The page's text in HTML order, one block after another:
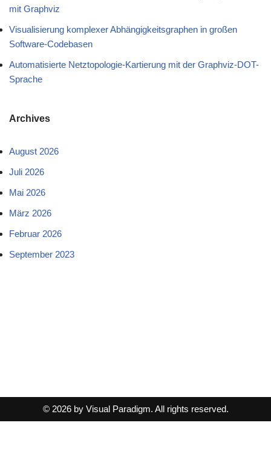
mit Graphviz
Visualisierung komplexer Abhängigkeitsgraphen in großen
Software-Codebasen
Automatisierte Netztopologie-Kartierung mit der Graphviz-DOT-
Sprache
Archives
August 2026
Juli 2026
Mai 2026
März 2026
Februar 2026
September 2023
© 2026 by Visual Paradigm. All rights reserved.